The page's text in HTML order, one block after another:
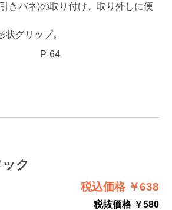
きバネ)の取り付け、取り外しに便
グリップ。
P-64
ク
税込価格 ￥638
税抜価格 ￥580